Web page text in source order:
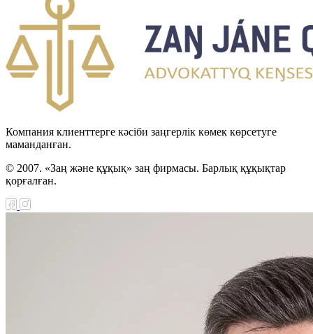
Компания клиенттерге кәсіби заңгерлік көмек көрсетуге
маманданған.
© 2007. «Заң және құқық» заң фирмасы. Барлық құқықтар
қорғалған.